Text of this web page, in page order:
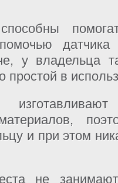
датчика
у владельца
простой в
материалов,
и при этом
не